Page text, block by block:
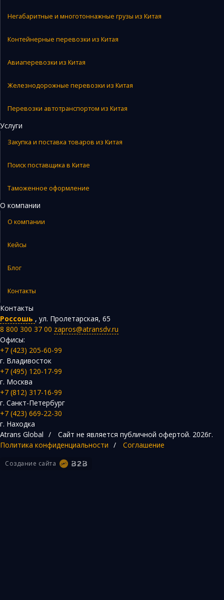
Негабаритные и многотоннажные грузы из Китая
Контейнерные перевозки из Китая
Авиаперевозки из Китая
Железнодорожные перевозки из Китая
Перевозки автотранспортом из Китая
Услуги
Закупка и поставка товаров из Китая
Поиск поставщика в Китае
Таможенное оформление
О компании
О компании
Кейсы
Блог
Контакты
Контакты
Россошь , ул. Пролетарская, 65
8 800 300 37 00 zapros@atransdv.ru
Офисы:
+7 (423) 205-60-99
г. Владивосток
+7 (495) 120-17-99
г. Москва
+7 (812) 317-16-99
г. Санкт-Петербург
+7 (423) 669-22-30
г. Находка
Atrans Global / Сайт не является публичной офертой. 2026г.
Политика конфиденциальности / Соглашение
Создание сайта